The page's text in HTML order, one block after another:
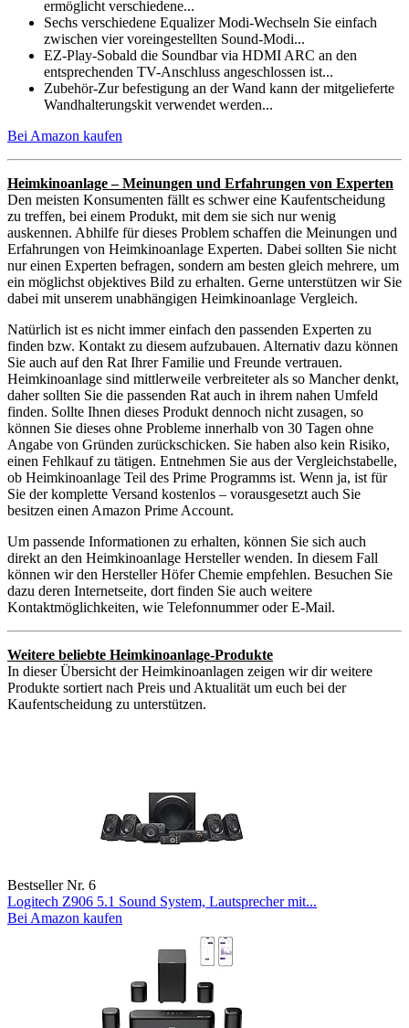
ermöglicht verschiedene...
Sechs verschiedene Equalizer Modi-Wechseln Sie einfach
zwischen vier voreingestellten Sound-Modi...
EZ-Play-Sobald die Soundbar via HDMI ARC an den
entsprechenden TV-Anschluss angeschlossen ist...
Zubehör-Zur befestigung an der Wand kann der mitgelieferte
Wandhalterungskit verwendet werden...
Bei Amazon kaufen
Heimkinoanlage – Meinungen und Erfahrungen von Experten
Den meisten Konsumenten fällt es schwer eine Kaufentscheidung
zu treffen, bei einem Produkt, mit dem sie sich nur wenig
auskennen. Abhilfe für dieses Problem schaffen die Meinungen und
Erfahrungen von Heimkinoanlage Experten. Dabei sollten Sie nicht
nur einen Experten befragen, sondern am besten gleich mehrere, um
ein möglichst objektives Bild zu erhalten. Gerne unterstützen wir Sie
dabei mit unserem unabhängigen Heimkinoanlage Vergleich.
Natürlich ist es nicht immer einfach den passenden Experten zu
finden bzw. Kontakt zu diesem aufzubauen. Alternativ dazu können
Sie auch auf den Rat Ihrer Familie und Freunde vertrauen.
Heimkinoanlage sind mittlerweile verbreiteter als so Mancher denkt,
daher sollten Sie die passenden Rat auch in ihrem nahen Umfeld
finden. Sollte Ihnen dieses Produkt dennoch nicht zusagen, so
können Sie dieses ohne Probleme innerhalb von 30 Tagen ohne
Angabe von Gründen zurückschicken. Sie haben also kein Risiko,
einen Fehlkauf zu tätigen. Entnehmen Sie aus der Vergleichstabelle,
ob Heimkinoanlage Teil des Prime Programms ist. Wenn ja, ist für
Sie der komplette Versand kostenlos – vorausgesetzt auch Sie
besitzen einen Amazon Prime Account.
Um passende Informationen zu erhalten, können Sie sich auch
direkt an den Heimkinoanlage Hersteller wenden. In diesem Fall
können wir den Hersteller Höfer Chemie empfehlen. Besuchen Sie
dazu deren Internetseite, dort finden Sie auch weitere
Kontaktmöglichkeiten, wie Telefonnummer oder E-Mail.
Weitere beliebte Heimkinoanlage-Produkte
In dieser Übersicht der Heimkinoanlagen zeigen wir dir weitere
Produkte sortiert nach Preis und Aktualität um euch bei der
Kaufentscheidung zu unterstützen.
Bestseller Nr. 6
Logitech Z906 5.1 Sound System, Lautsprecher mit...
Bei Amazon kaufen